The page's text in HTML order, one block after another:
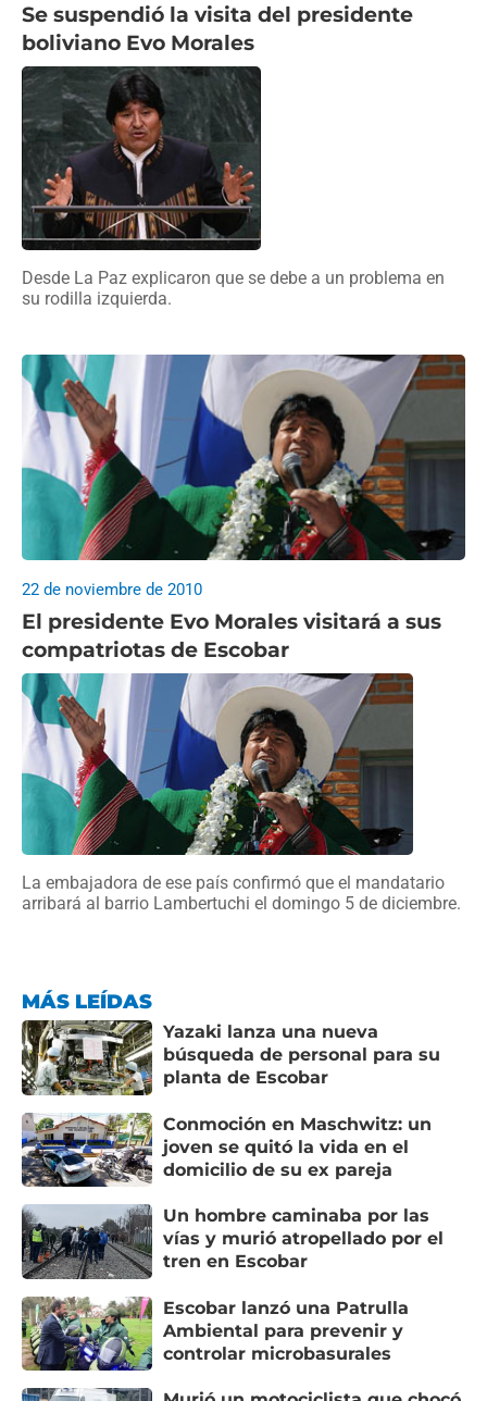
Se suspendió la visita del presidente
boliviano Evo Morales
Desde La Paz explicaron que se debe a un problema en
su rodilla izquierda.
El presidente Evo Morales visitará a sus
compatriotas de Escobar
22 de noviembre de 2010
La embajadora de ese país confirmó que el mandatario
arribará al barrio Lambertuchi el domingo 5 de diciembre.
MÁS LEÍDAS
Yazaki lanza una nueva
búsqueda de personal para su
planta de Escobar
Conmoción en Maschwitz: un
joven se quitó la vida en el
domicilio de su ex pareja
Un hombre caminaba por las
vías y murió atropellado por el
tren en Escobar
Escobar lanzó una Patrulla
Ambiental para prevenir y
controlar microbasurales